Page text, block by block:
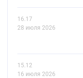
16.17
28 июля 2026
15.12
16 июля 2026